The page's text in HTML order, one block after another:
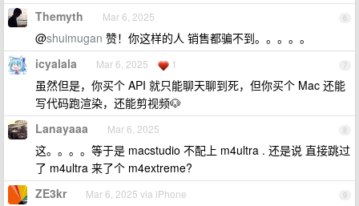
6
Themyth Mar 6, 2025
@shuimugan 赞！你这样的人 销售都骗不到。。。。。
7
icyalala Mar 6, 2025 1
虽然但是，你买个 API 就只能聊天聊到死，但你买个 Mac 还能
写代码跑渲染，还能剪视频🐶
8
Lanayaaa Mar 6, 2025
这。。。。等于是 macstudio 不配上 m4ultra . 还是说 直接跳过
了 m4ultra 来了个 m4extreme?
9
ZE3kr Mar 6, 2025 via iPhone